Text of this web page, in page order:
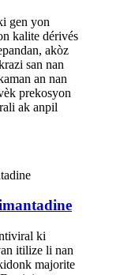
gen yon
kalite dérivés
akòz
san nan
an nan
prekosyon
ak anpil
ki
itilize li nan
majorite